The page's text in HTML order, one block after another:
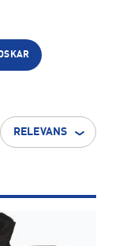
RELEVANS